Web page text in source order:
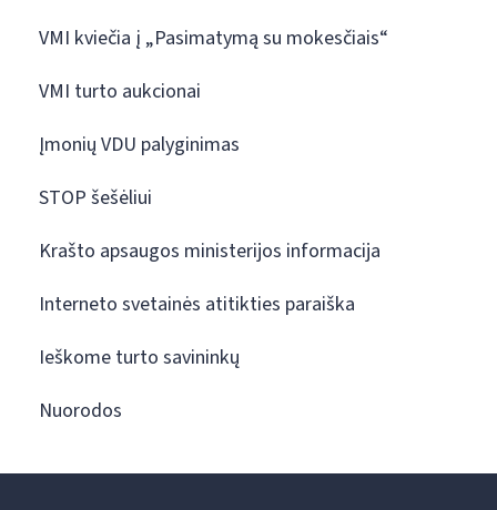
VMI kviečia į „Pasimatymą su mokesčiais“
VMI turto aukcionai
Įmonių VDU palyginimas
STOP šešėliui
Krašto apsaugos ministerijos informacija
Interneto svetainės atitikties paraiška
Ieškome turto savininkų
Nuorodos